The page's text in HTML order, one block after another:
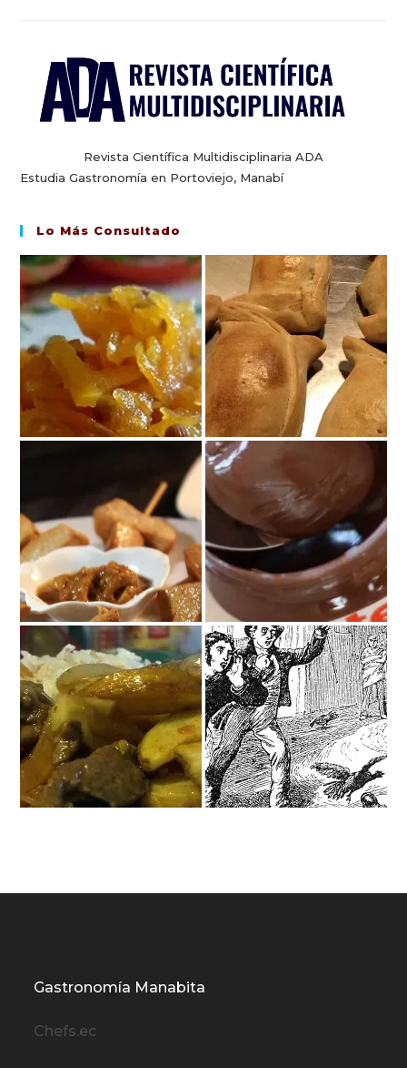
Revista Científica Multidisciplinaria ADA
Estudia Gastronomía en Portoviejo, Manabí
Lo Más Consultado
Gastronomía Manabita
Chefs.ec